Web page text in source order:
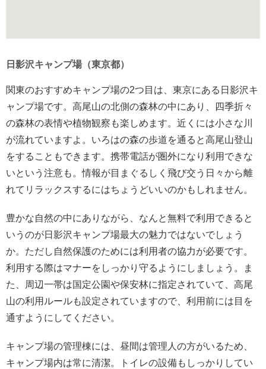
日影沢キャンプ場（東京都）
関東のおすすめキャンプ場の2つ目は、東京にある日影沢キ
ャンプ場です。高尾山の北側の森林の中にあり、四季折々
の森林の表情や植物観察も楽しめます。近くには小さな川
が流れていますよ。いろはの森の歩道を通ると高尾山登山
をすることもできます。携帯電話が圏外になり利用できな
いという注意も。情報が目まぐるしく飛び交う日々から離
れてリラックスするにはちょうどいいのかもしれません。
豊かな自然の中にありながら、なんと無料で利用できると
いうのが日影沢キャンプ場最大の魅力ではないでしょう
か。ただし自然保護のためには利用者の協力が必要です。
利用する際はマナーをしっかり守るようにしましょう。ま
た、周辺一帯は国定公園や保安林に指定されていて、高尾
山の利用ルールも設定されていますので、利用前には目を
通すようにしてください。
キャンプ場の管理棟には、昼間は管理人の方がいるため、
キャンプ場内は常に清潔。トイレの設備もしっかりしてい